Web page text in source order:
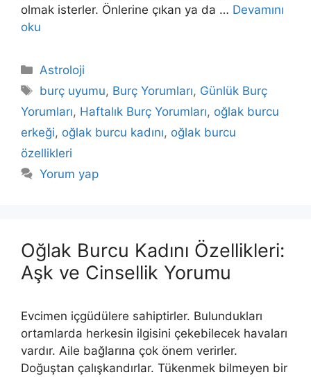
olmak isterler. Önlerine çıkan ya da … Devamını
oku
Kategoriler
Astroloji
Etiketler
burç uyumu, Burç Yorumları, Günlük Burç
Yorumları, Haftalık Burç Yorumları, oğlak burcu
erkeği, oğlak burcu kadını, oğlak burcu
özellikleri
Yorum yap
Oğlak Burcu Kadını Özellikleri:
Aşk ve Cinsellik Yorumu
Evcimen içgüdülere sahiptirler. Bulundukları
ortamlarda herkesin ilgisini çekebilecek havaları
vardır. Aile bağlarına çok önem verirler.
Doğuştan çalışkandırlar. Tükenmek bilmeyen bir